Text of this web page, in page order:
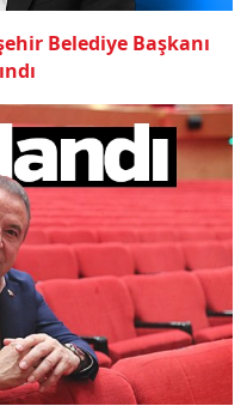
Belediye Başkanı